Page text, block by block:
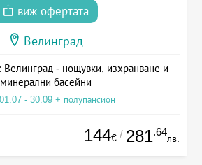
виж офертата
Велинград
- нощувки, изхранване и
минерални басейни
- 30.09 + полупансион
144€ / 281.64
лв.